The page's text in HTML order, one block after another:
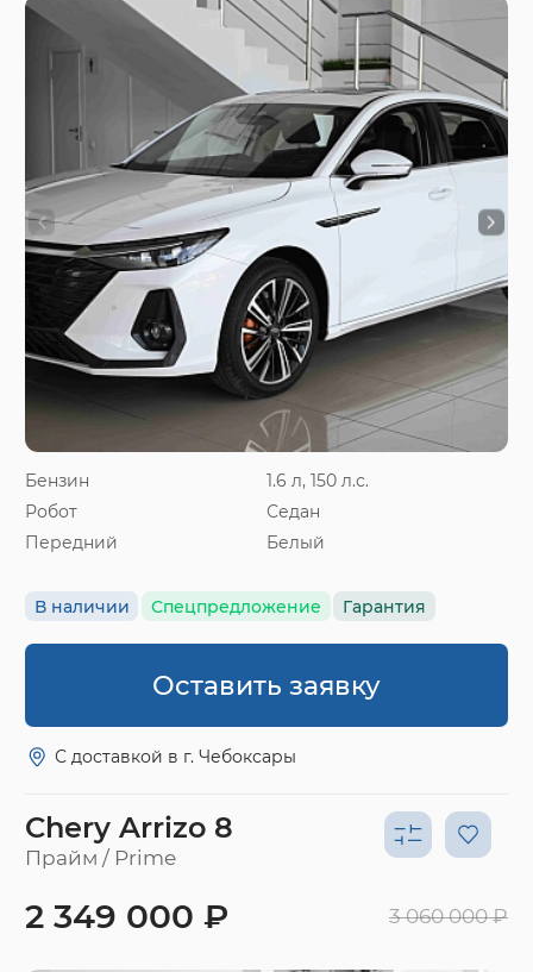
Бензин
1.6 л, 150 л.с.
Робот
Седан
Передний
Белый
В наличии Спецпредложение Гарантия
Оставить заявку
С доставкой в г. Чебоксары
Chery Arrizo 8
Прайм / Prime
2 349 000 ₽ 3 060 000 ₽